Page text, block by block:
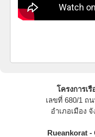
โครงการเ
เลขที่ 680/1 ถ
อำเภอเมือง
Rueankorat -